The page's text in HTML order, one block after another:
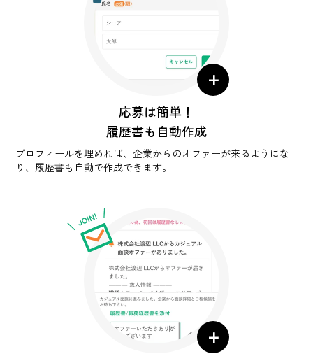
+
応募は簡単！
履歴書も自動作成
プロフィールを埋めれば、企業からのオファーが来るようにな
り、履歴書も自動で作成できます。
+